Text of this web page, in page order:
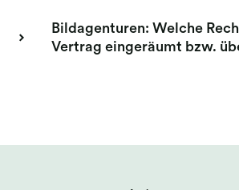
Bildagenturen: Welche
Vertrag eingeräumt bzw.